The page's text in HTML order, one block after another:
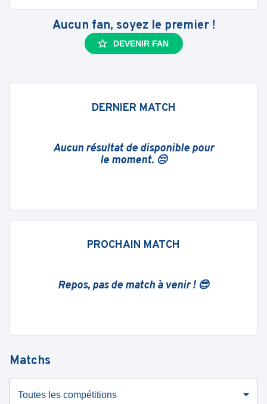
Aucun fan, soyez le premier !
DEVENIR FAN
DERNIER MATCH
Aucun résultat de disponible pour
le moment. 😔
PROCHAIN MATCH
Repos, pas de match à venir ! 😎
Matchs
Toutes les compétitions